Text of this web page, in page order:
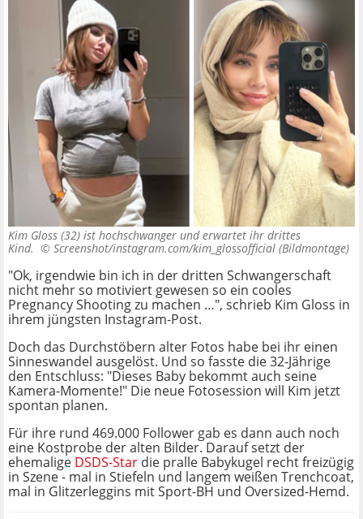
Kim Gloss (32) ist hochschwanger und erwartet ihr drittes
Kind. © Screenshot/instagram.com/kim_glossofficial (Bildmontage)
"Ok, irgendwie bin ich in der dritten Schwangerschaft
nicht mehr so motiviert gewesen so ein cooles
Pregnancy Shooting zu machen …", schrieb Kim Gloss in
ihrem jüngsten Instagram-Post.
Doch das Durchstöbern alter Fotos habe bei ihr einen
Sinneswandel ausgelöst. Und so fasste die 32-Jährige
den Entschluss: "Dieses Baby bekommt auch seine
Kamera-Momente!" Die neue Fotosession will Kim jetzt
spontan planen.
Für ihre rund 469.000 Follower gab es dann auch noch
eine Kostprobe der alten Bilder. Darauf setzt der
ehemalige DSDS-Star die pralle Babykugel recht freizügig
in Szene - mal in Stiefeln und langem weißen Trenchcoat,
mal in Glitzerleggins mit Sport-BH und Oversized-Hemd.